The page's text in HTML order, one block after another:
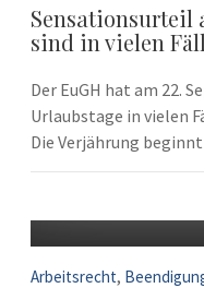
Sensationsurteil
sind in vielen
Der EuGH hat am 22.
Urlaubstage in vielen
Die Verjährung
Arbeitsrecht,